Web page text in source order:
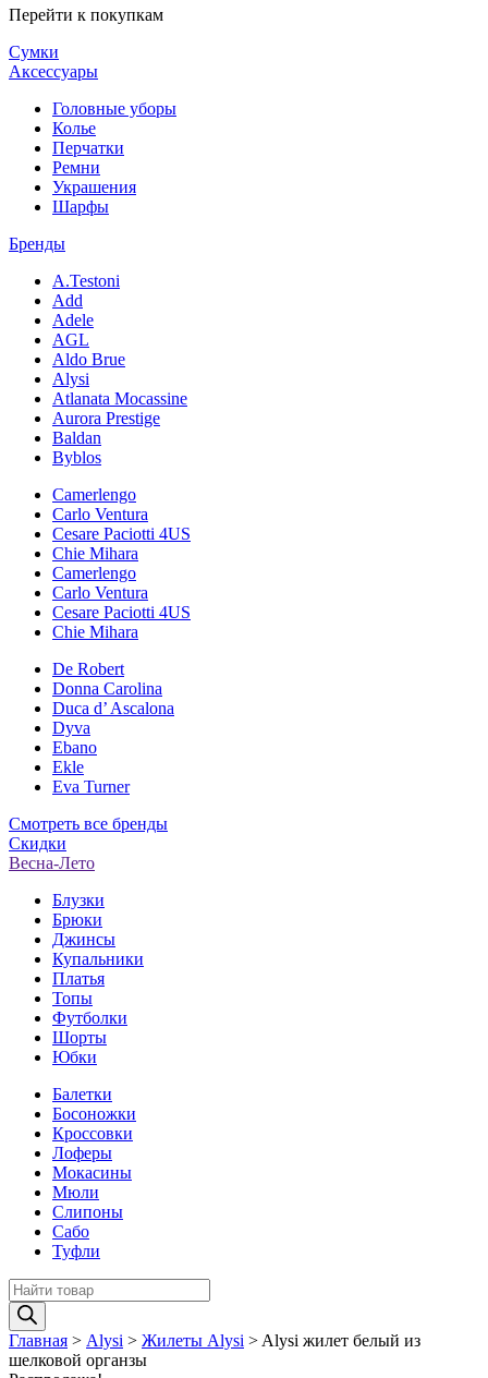
Перейти к покупкам
Сумки
Аксессуары
Головные уборы
Колье
Перчатки
Ремни
Украшения
Шарфы
Бренды
A.Testoni
Add
Adele
AGL
Aldo Brue
Alysi
Atlanata Mocassine
Aurora Prestige
Baldan
Byblos
Camerlengo
Carlo Ventura
Cesare Paciotti 4US
Chie Mihara
Camerlengo
Carlo Ventura
Cesare Paciotti 4US
Chie Mihara
De Robert
Donna Carolina
Duca d’ Ascalona
Dyva
Ebano
Ekle
Eva Turner
Смотреть все бренды
Скидки
Весна-Лето
Блузки
Брюки
Джинсы
Купальники
Платья
Топы
Футболки
Шорты
Юбки
Балетки
Босоножки
Кроссовки
Лоферы
Мокасины
Мюли
Слипоны
Сабо
Туфли
Поиск
товаров
Главная > Alysi > Жилеты Alysi > Alysi жилет белый из
шелковой органзы